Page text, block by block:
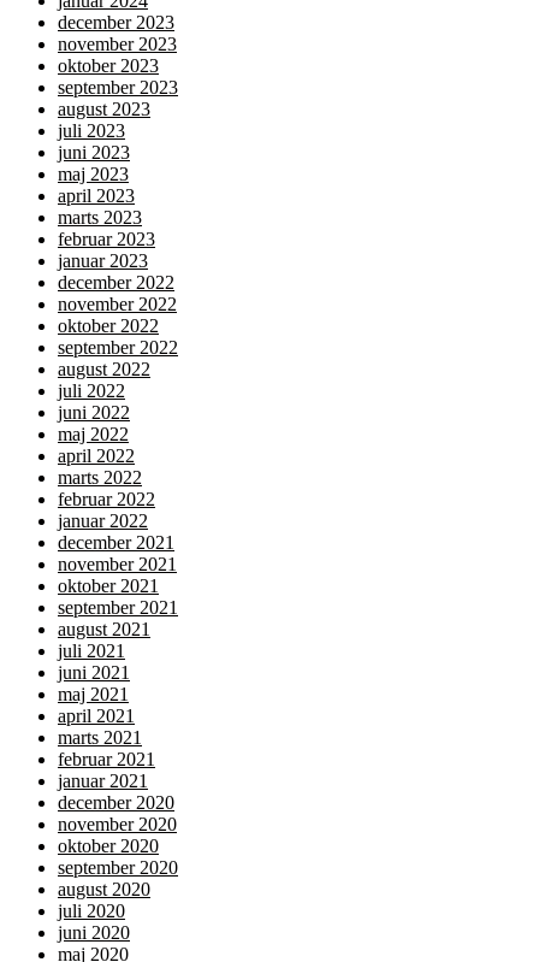
december 2023
november 2023
oktober 2023
september 2023
august 2023
juli 2023
juni 2023
maj 2023
april 2023
marts 2023
februar 2023
januar 2023
december 2022
november 2022
oktober 2022
september 2022
august 2022
juli 2022
juni 2022
maj 2022
april 2022
marts 2022
februar 2022
januar 2022
december 2021
november 2021
oktober 2021
september 2021
august 2021
juli 2021
juni 2021
maj 2021
april 2021
marts 2021
februar 2021
januar 2021
december 2020
november 2020
oktober 2020
september 2020
august 2020
juli 2020
juni 2020
maj 2020